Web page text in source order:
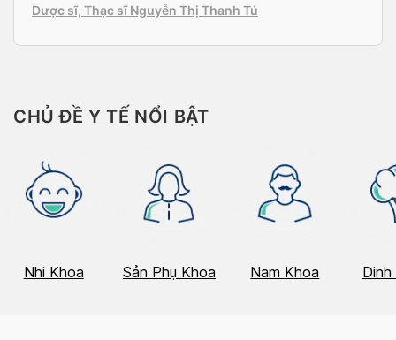
lành và cần được điều trị dứt điểm sớm để không để lại
di chứng cho họng […]
Dược sĩ, Thạc sĩ Nguyễn Thị Thanh Tú
CHỦ ĐỀ Y TẾ NỔI BẬT
Nhi Khoa Sản Phụ Khoa Nam Khoa Dinh